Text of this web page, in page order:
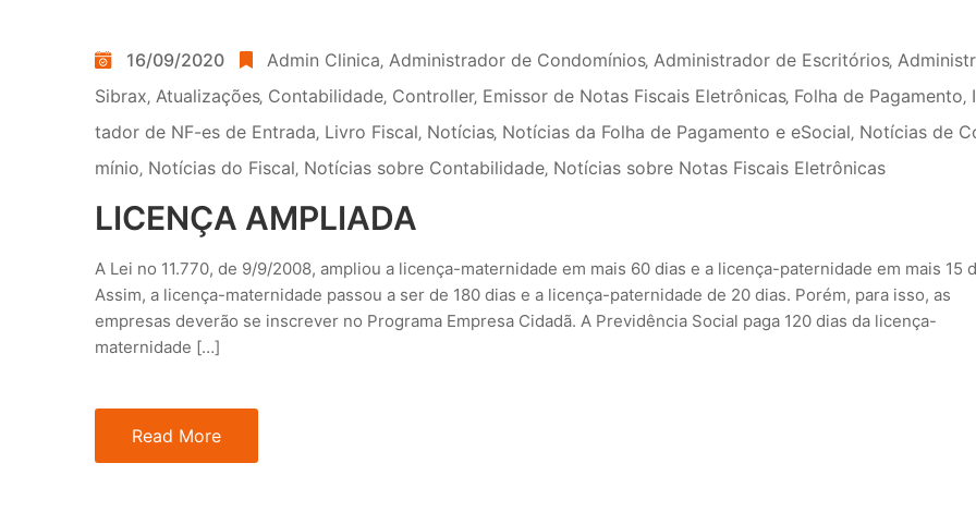
16/09/2020 Admin Clinica‚ Administrador de Condomínios‚ Administrador de Escritórios‚
Sibrax‚ Atualizações‚ Contabilidade‚ Controller‚ Emissor de Notas Fiscais Eletrônicas‚ Folha de Pagamento‚
tador de NF-es de Entrada‚ Livro Fiscal‚ Notícias‚ Notícias da Folha de Pagamento e eSocial‚ Notícias de
mínio‚ Notícias do Fiscal‚ Notícias sobre Contabilidade‚ Notícias sobre Notas Fiscais Eletrônicas
LICENÇA AMPLIADA
A Lei no 11.770, de 9/9/2008, ampliou a licença-maternidade em mais 60 dias e a licença-paternidade em mais 15
Assim, a licença-maternidade passou a ser de 180 dias e a licença-paternidade de 20 dias. Porém, para isso, as
empresas deverão se inscrever no Programa Empresa Cidadã. A Previdência Social paga 120 dias da licença-
maternidade […]
Read More